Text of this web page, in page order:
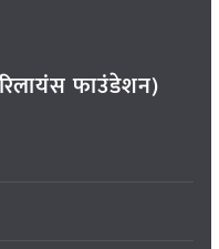
फाउंडेशन)